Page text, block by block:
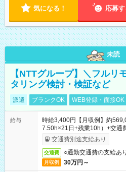
気になる！ 応募す
未読
【NTTグループ】＼フルリ
タリング検討・検証など
派遣 ブランクOK WEB登録・面接OK
給与
時給3,400円【月収例】約
7.50h×21日+残業10h）+交通
交通費別途支給あり
交通費 ○通勤交通費の支給あ
月収例 30万円～